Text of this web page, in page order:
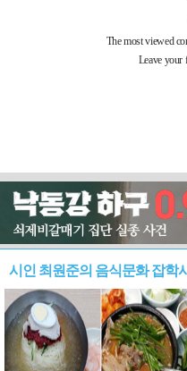
시인 최원준의 음식문화 잡학